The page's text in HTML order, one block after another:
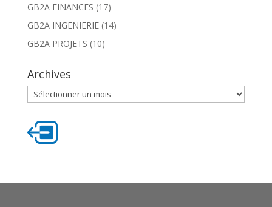
GB2A FINANCES (17)
GB2A INGENIERIE(14)
GB2A PROJETS (10)
Archives
Archives